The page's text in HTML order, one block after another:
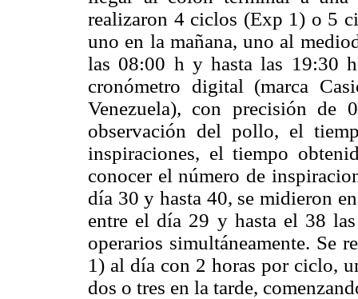
realizaron 4 ciclos (Exp 1) o 5
uno en la mañana, uno al
las 08:00 h y hasta las 19:30
cronómetro digital (marca
Venezuela), con precisión de
observación del pollo, el
inspiraciones, el tiempo
conocer el número de
día 30 y hasta 40, se midieron
entre el día 29 y hasta el 38
operarios simultáneamente.
1) al día con 2 horas por ciclo,
dos o tres en la tarde,